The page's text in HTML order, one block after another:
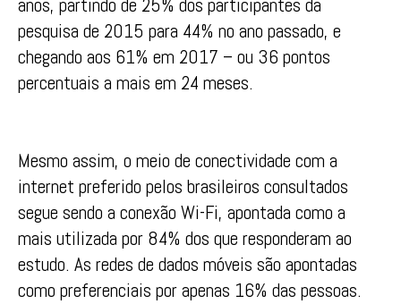
anos, partindo de 25% dos participantes da
pesquisa de 2015 para 44% no ano passado, e
chegando aos 61% em 2017 – ou 36 pontos
percentuais a mais em 24 meses.
Mesmo assim, o meio de conectividade com a
internet preferido pelos brasileiros consultados
segue sendo a conexão Wi-Fi, apontada como a
mais utilizada por 84% dos que responderam ao
estudo. As redes de dados móveis são apontadas
como preferenciais por apenas 16% das pessoas.